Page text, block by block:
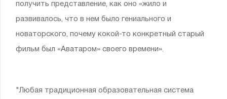
получить представление, как оно «жило и
развивалось, что в нем было гениального и
новаторского, почему кокой-то конкретный старый
фильм был «Аватаром» своего времени».
"Любая традиционная образовательная система